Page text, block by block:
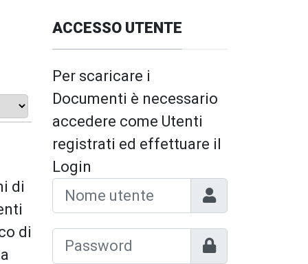
di
di
ACCESSO UTENTE
Per scaricare i
Documenti è necessario
accedere come Utenti
registrati ed effettuare il
Login
Nome utente
Mostra